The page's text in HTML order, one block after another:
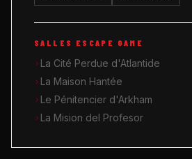
SALLES ESCAPE GAME
La Cité Perdue d'Atlantide
La Maison Hantée
Le Pénitencier d'Arkham
La Mision del Profesor